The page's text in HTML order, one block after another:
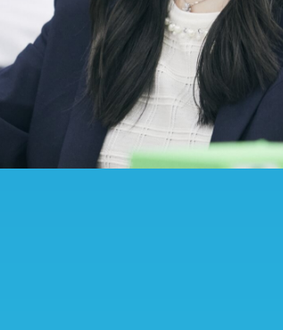
タビュー一覧
ビジネスモデ
部門・仕事紹介
Benefits